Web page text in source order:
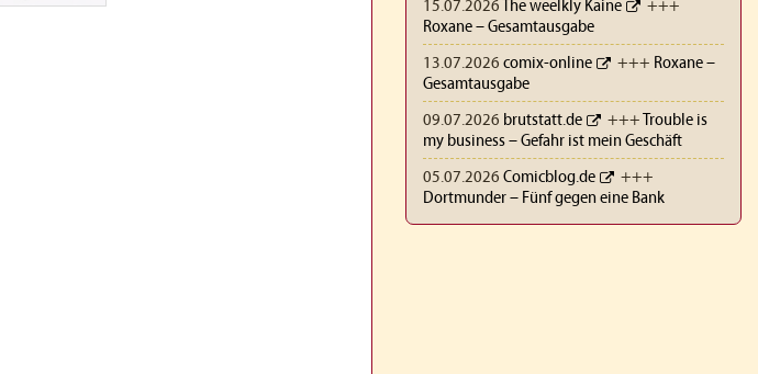
15.07.2026 The weelkly Kaine
+++
Roxane – Gesamtausgabe
13.07.2026 comix-online +++ Roxane –
Gesamtausgabe
09.07.2026 brutstatt.de +++
Trouble is
my business – Gefahr ist mein Geschäft
05.07.2026 Comicblog.de
+++
Dortmunder – Fünf gegen eine Bank